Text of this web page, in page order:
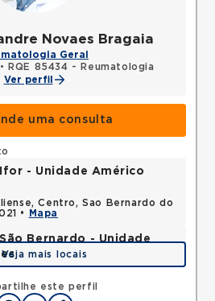
Novaes Bragaia
Geral
•
RQE 85434 - Reumatologia
Ver perfil
uma consulta
este perfil
- Unidade Américo
Centro, Sao Bernardo do
•
Mapa
Bernardo - Unidade
Assuncao, Sao Bernardo
•
Mapa
Veja mais locais